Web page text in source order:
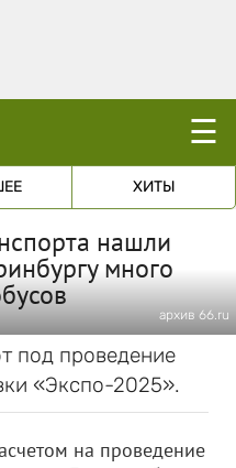
☰
ХИТЫ
нашли
много
архив 66.ru
под проведение
«Экспо-2025».
на проведение